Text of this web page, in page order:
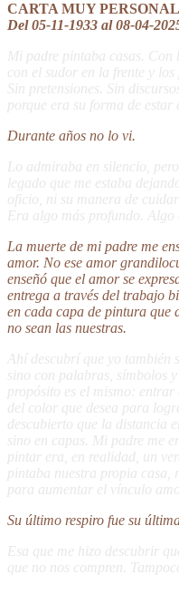
CARTA MUY PERSONAL
Del 05-11-1933 al 08-04-
Mi padre pintaba casas. Con
con el sudor en la frente y los
Sin pretensiones. Sin
porque era su forma de estar
Durante años no lo vi.
Lo admiraba en silencio,
legado que me estaba
oficio, ni su manera de
Era algo más profundo. Algo
La muerte de mi padre me
amor. No ese amor
enseñó que el amor se
entrega a través del trabajo
en cada capa de pintura que
no sean las nuestras.
Ahí descubrí que yo
sino con palabras, símbolos
propósito es el mismo:
del color que desea para
descubierto que la distancia
sino en capas. Mi padre me
pintar era, en realidad, un
pintaba nuestra propia casa,
para aumentar el vínculo
Su último respiro fue su
Esa que me hizo descubrir
que no nos compren.